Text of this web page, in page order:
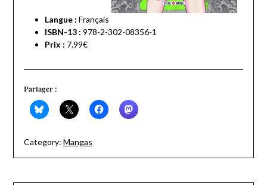
Langue : Français
ISBN-13 : 978-2-302-08356-1
Prix : 7.99€
Partager :
Category: Mangas